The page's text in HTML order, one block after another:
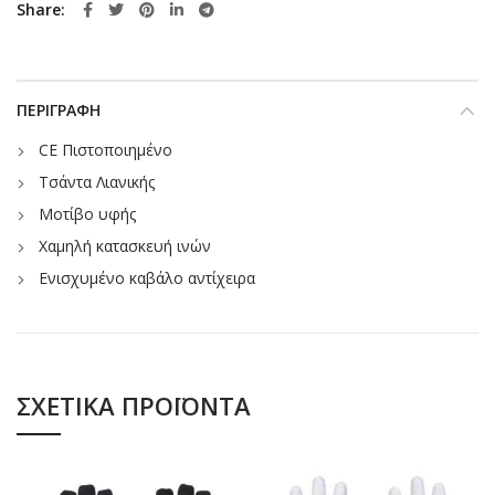
Share
ΠΕΡΙΓΡΑΦΉ
CE Πιστοποιημένο
Τσάντα Λιανικής
Μοτίβο υφής
Χαμηλή κατασκευή ινών
Ενισχυμένο καβάλο αντίχειρα
ΣΧΕΤΙΚΆ ΠΡΟΪΌΝΤΑ